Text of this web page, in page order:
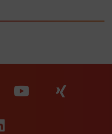
Facebook
Zu
Zu unserer